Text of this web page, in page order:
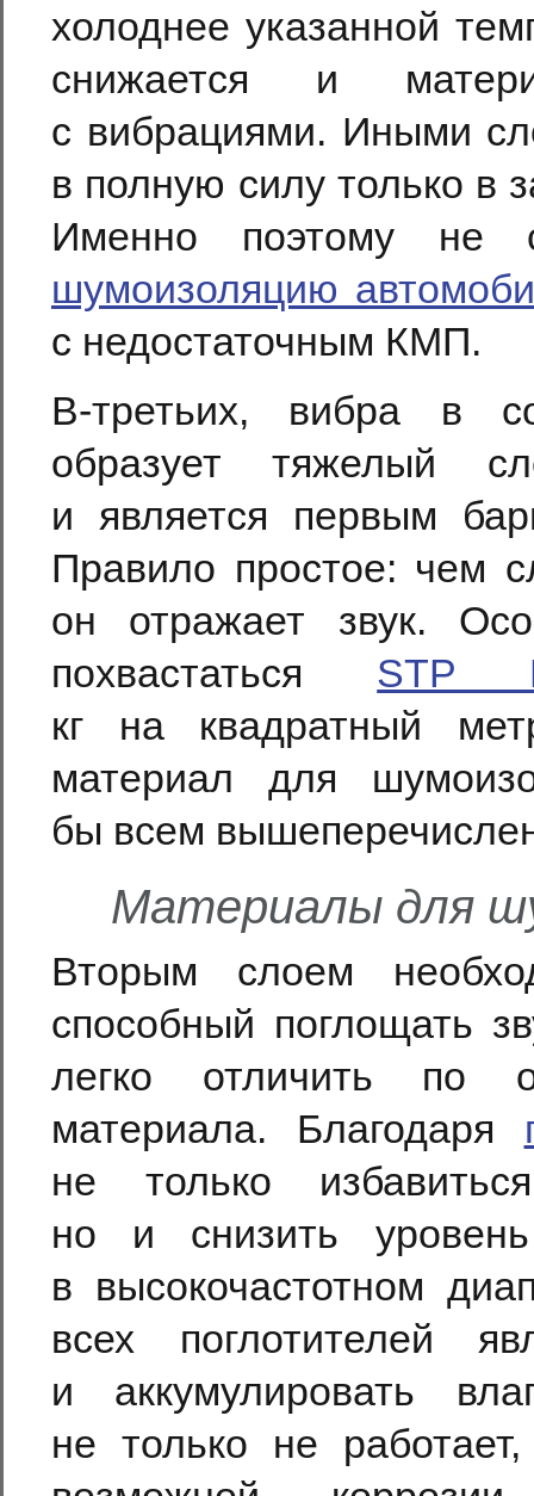
холоднее указанной
снижается и
с вибрациями. Иными
в полную силу только в
Именно поэтому не
шумоизоляцию
с недостаточным КМП.
В-третьих, вибра в
образует тяжелый
и является первым
Правило простое: чем
он отражает звук.
похвастаться STP
кг на квадратный
материал для
бы всем
Материалы для
Вторым слоем
способный поглощать
легко отличить по
материала. Благодаря
не только
но и снизить
в высокочастотном
всех поглотителей
и аккумулировать
не только не